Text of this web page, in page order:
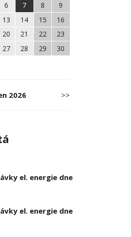
6 7 8
9
13 14 15
16
20 21 22
23
27 28 29
30
2026 >>
el. energie dne
el. energie dne